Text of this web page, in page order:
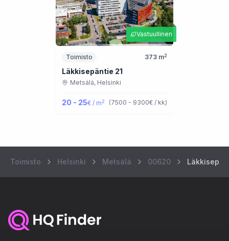
Vastuullinen
Toimisto 373 m2
Läkkisepäntie 21
Metsälä, Helsinki
20 - 25€ / m2 (7500 - 9300€ / kk)
Toimisto Helsinki Metsälä 00620